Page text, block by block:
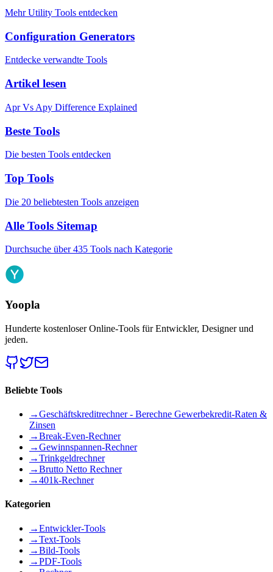
Mehr Utility Tools entdecken
Configuration Generators
Entdecke verwandte Tools
Artikel lesen
Apr Vs Apy Difference Explained
Beste Tools
Die besten Tools entdecken
Top Tools
Die 20 beliebtesten Tools anzeigen
Alle Tools Sitemap
Durchsuche über 435 Tools nach Kategorie
Yoopla
Hunderte kostenloser Online-Tools für Entwickler, Designer und
jeden.
Beliebte Tools
→Geschäftskreditrechner - Berechne Gewerbekredit-Raten &
Zinsen
→Break-Even-Rechner
→Gewinnspannen-Rechner
→Trinkgeldrechner
→Brutto Netto Rechner
→401k-Rechner
Kategorien
→Entwickler-Tools
→Text-Tools
→Bild-Tools
→PDF-Tools